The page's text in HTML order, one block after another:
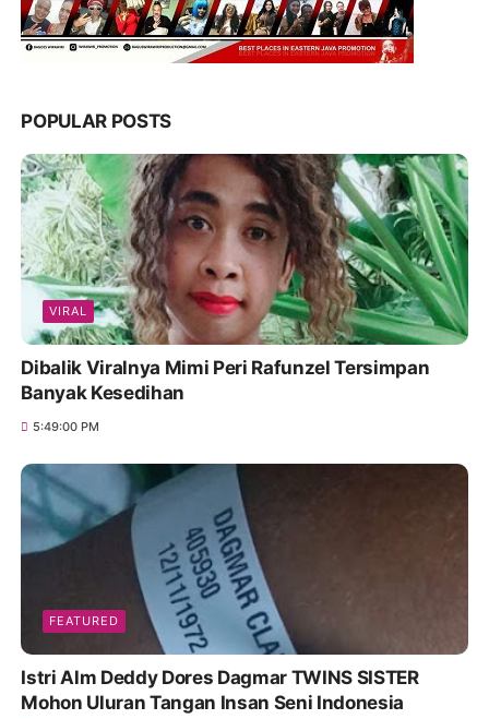
POPULAR POSTS
VIRAL
Dibalik Viralnya Mimi Peri Rafunzel Tersimpan
Banyak Kesedihan
5:49:00 PM
FEATURED
Istri Alm Deddy Dores Dagmar TWINS SISTER
Mohon Uluran Tangan Insan Seni Indonesia